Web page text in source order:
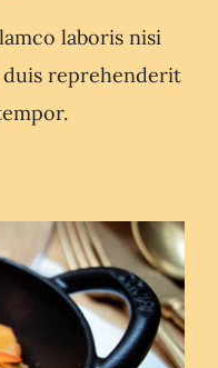
laboris nisi
reprehenderit